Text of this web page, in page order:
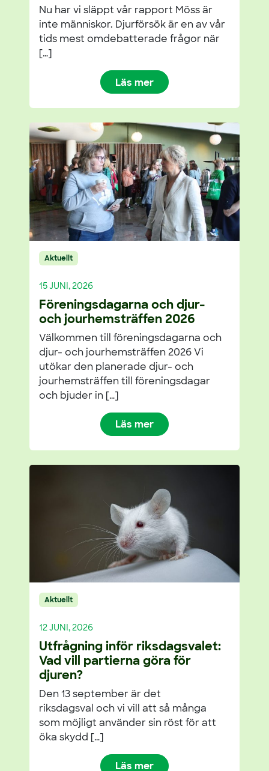
Nu har vi släppt vår rapport Möss är
inte människor. Djurförsök är en av vår
tids mest omdebatterade frågor när
[…]
Läs mer
Aktuellt
15 JUNI, 2026
Föreningsdagarna och djur-
och jourhemsträffen 2026
Välkommen till föreningsdagarna och
djur- och jourhemsträffen 2026 Vi
utökar den planerade djur- och
jourhemsträffen till föreningsdagar
och bjuder in […]
Läs mer
Aktuellt
12 JUNI, 2026
Utfrågning inför riksdagsvalet:
Vad vill partierna göra för
djuren?
Den 13 september är det
riksdagsval och vi vill att så många
som möjligt använder sin röst för att
öka skydd […]
Läs mer